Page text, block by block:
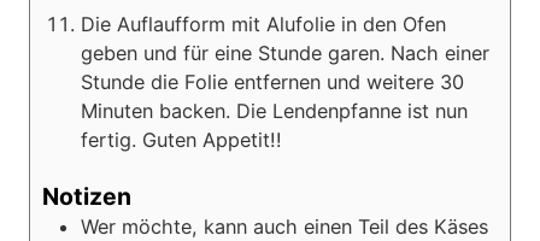
Die Auflaufform mit Alufolie in den Ofen
geben und für eine Stunde garen. Nach einer
Stunde die Folie entfernen und weitere 30
Minuten backen. Die Lendenpfanne ist nun
fertig. Guten Appetit!!
Notizen
Wer möchte, kann auch einen Teil des Käses